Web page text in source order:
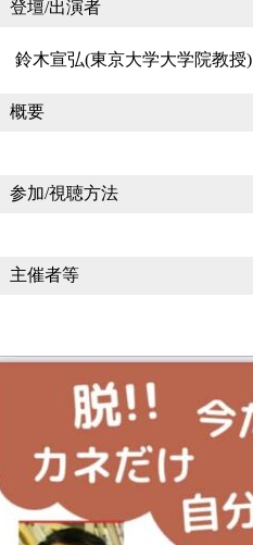
登壇/出演者
鈴木宣弘(東京大学大学院教授)
概要
参加/視聴方法
主催者等